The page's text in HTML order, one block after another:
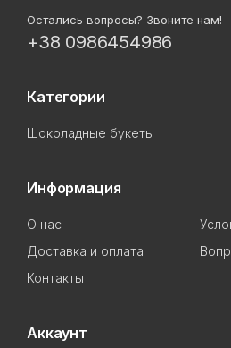
Остались вопросы? Звоните нам!
+38 0986454986
Категории
Шоколадные букеты
Информация
О нас
Доставка и оплата
Контакты
Аккаунт